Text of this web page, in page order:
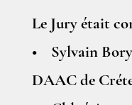
Le Jury était
• Sylvain
DAAC de